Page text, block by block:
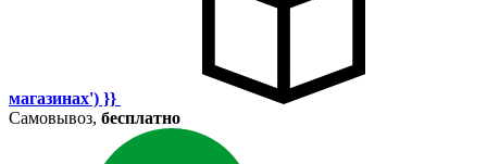
магазинах') }}
Самовывоз, бесплатно